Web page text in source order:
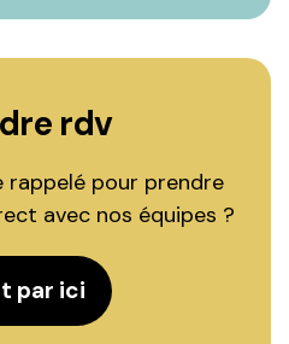
rdv
rappelé pour prendre
avec nos équipes ?
par ici